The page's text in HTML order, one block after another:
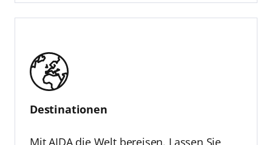
Destinationen
Mit AIDA die Welt bereisen. Lassen Sie